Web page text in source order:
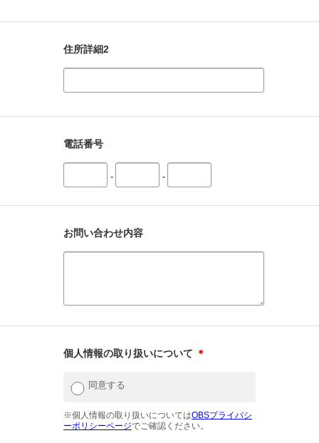
住所詳細2
電話番号
- -
お問い合わせ内容
個人情報の取り扱いについて ＊
同意する
※個人情報の取り扱いについてはOBSプライバシ
ーポリシーページでご確認ください。